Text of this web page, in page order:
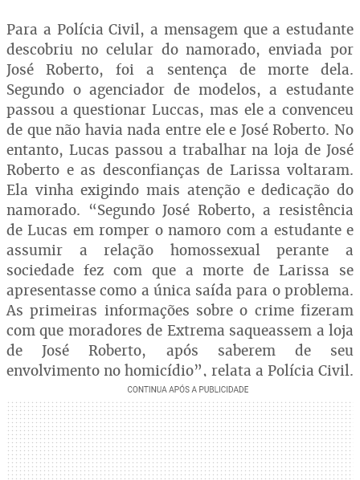
Para a Polícia Civil, a mensagem que a estudante
descobriu no celular do namorado, enviada por
José Roberto, foi a sentença de morte dela.
Segundo o agenciador de modelos, a estudante
passou a questionar Luccas, mas ele a convenceu
de que não havia nada entre ele e José Roberto. No
entanto, Lucas passou a trabalhar na loja de José
Roberto e as desconfianças de Larissa voltaram.
Ela vinha exigindo mais atenção e dedicação do
namorado. “Segundo José Roberto, a resistência
de Lucas em romper o namoro com a estudante e
assumir a relação homossexual perante a
sociedade fez com que a morte de Larissa se
apresentasse como a única saída para o problema.
As primeiras informações sobre o crime fizeram
com que moradores de Extrema saqueassem a loja
de José Roberto, após saberem de seu
envolvimento no homicídio”, relata a Polícia Civil.